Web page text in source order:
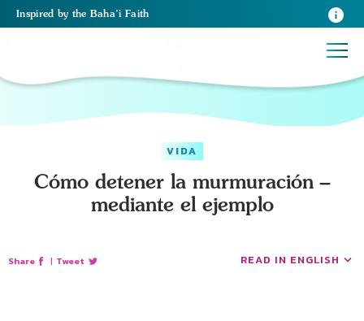
Inspired by the Baha’i Faith
VIDA
Cómo detener la murmuración –
mediante el ejemplo
Share | Tweet READ IN ENGLISH